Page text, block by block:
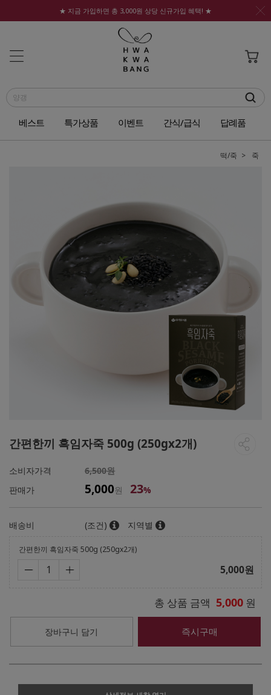
★ 지금 가입하면 총 3,000원 상당 신규가입 혜택! ★
베스트 특가상품 이벤트 간식/급식 답례품
떡/죽 죽
간편한끼 흑임자죽 500g (250gx2개)
소비자가격
6,500원
판매가
5,000원 23%
배송비 (조건) 지역별
간편한끼 흑임자죽 500g (250gx2개)
5,000원
총 상품 금액 5,000 원
장바구니 담기 즉시구매